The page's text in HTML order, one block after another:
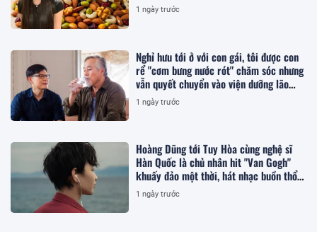
1 ngày trước
Nghỉ hưu tới ở với con gái, tôi được con
rể "cơm bưng nước rót" chăm sóc nhưng
vẫn quyết chuyển vào viện dưỡng lão
sống
1 ngày trước
Hoàng Dũng tới Tuy Hòa cùng nghệ sĩ
Hàn Quốc là chủ nhân hit "Van Gogh"
khuấy đảo một thời, hát nhạc buồn thổn
thức
1 ngày trước